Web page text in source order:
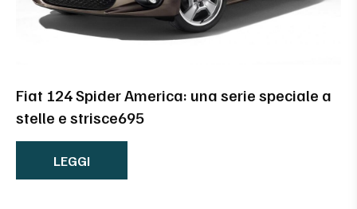
Fiat 124 Spider America: una serie speciale a
stelle e strisce695
LEGGI